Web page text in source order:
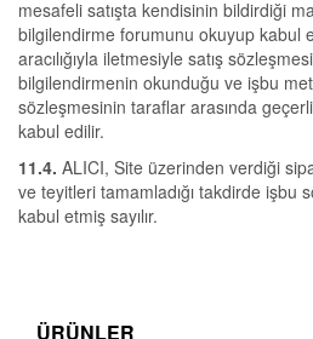
mesafeli satışta kendisinin bildirdiği
bilgilendirme forumunu okuyup kabul
aracılığıyla iletmesiyle satış
bilgilendirmenin okunduğu ve işbu
sözleşmesinin taraflar arasında
kabul edilir.
11.4. ALICI, Site üzerinden verdiği
ve teyitleri tamamladığı takdirde işbu
kabul etmiş sayılır.
ÜRÜNLER